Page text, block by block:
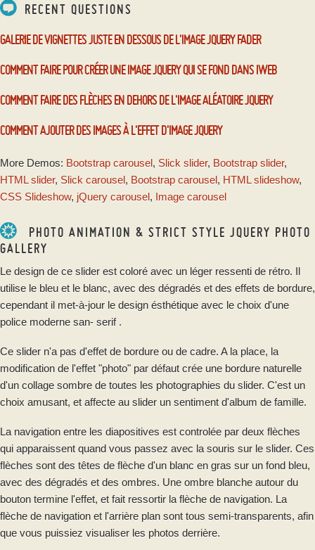
RECENT QUESTIONS
GALERIE DE VIGNETTES JUSTE EN DESSOUS DE L'IMAGE JQUERY FADER
COMMENT FAIRE POUR CRÉER UNE IMAGE JQUERY QUI SE FOND DANS IWEB
COMMENT FAIRE DES FLÈCHES EN DEHORS DE L'IMAGE ALÉATOIRE JQUERY
COMMENT AJOUTER DES IMAGES À L'EFFET D'IMAGE JQUERY
More Demos: Bootstrap carousel, Slick slider, Bootstrap slider,
HTML slider, Slick carousel, Bootstrap carousel, HTML slideshow,
CSS Slideshow, jQuery carousel, Image carousel
PHOTO ANIMATION & STRICT STYLE JQUERY PHOTO
GALLERY
Le design de ce slider est coloré avec un léger ressenti de rétro. Il
utilise le bleu et le blanc, avec des dégradés et des effets de bordure,
cependant il met-à-jour le design ésthétique avec le choix d'une
police moderne san- serif .
Ce slider n'a pas d'effet de bordure ou de cadre. A la place, la
modification de l'effet "photo" par défaut crée une bordure naturelle
d'un collage sombre de toutes les photographies du slider. C'est un
choix amusant, et affecte au slider un sentiment d'album de famille.
La navigation entre les diapositives est controlée par deux flèches
qui apparaissent quand vous passez avec la souris sur le slider. Ces
flèches sont des têtes de flèche d'un blanc en gras sur un fond bleu,
avec des dégradés et des ombres. Une ombre blanche autour du
bouton termine l'effet, et fait ressortir la flèche de navigation. La
flèche de navigation et l'arrière plan sont tous semi-transparents, afin
que vous puissiez visualiser les photos derrière.